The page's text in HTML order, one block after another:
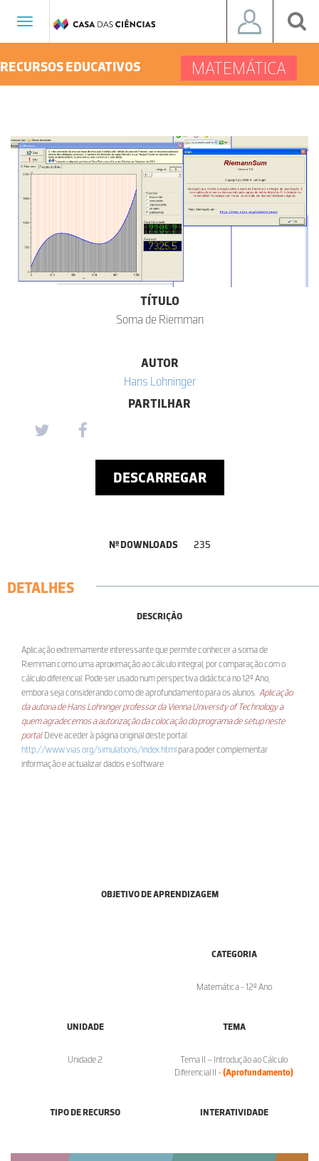
Toggle
RECURSOS EDUCATIVOS MATEMÁTICA
TÍTULO
Soma de Riemman
AUTOR
Hans Lohninger
PARTILHAR
DESCARREGAR
Nº DOWNLOADS 235
DETALHES
DESCRIÇÃO
Aplicação extremamente interessante que permite conhecer a soma de
Riemman como uma aproximação ao cálculo integral, por comparação com o
cálculo diferencial. Pode ser usado num perspectiva didáctica no 12º Ano,
embora seja considerando como de aprofundamento para os alunos. Aplicação
da autoria de Hans Lohninger professor da Vienna University of Technology a
quem agradecemos a autorização da colocação do programa de setup neste
portal. Deve aceder à página original deste portal
http://www.vias.org/simulations/index.htmlpara poder complementar
informação e actualizar dados e software.
OBJETIVO DE APRENDIZAGEM
CATEGORIA
Matemática - 12º Ano
UNIDADE
Unidade 2
TEMA
Tema II – Introdução ao Cálculo
Diferencial II -(Aprofundamento)
TIPO DE RECURSO INTERATIVIDADE